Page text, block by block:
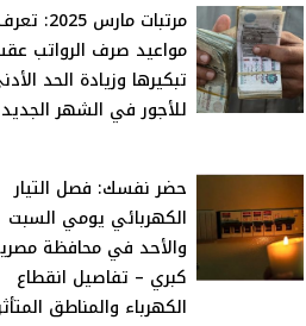
مرتبات مارس
مواعيد صرف الرواتب
تبكيرها وزيادة الحد
للأجور في الشهر الجديد
حضر نفسك: فصل التيار
الكهربائي يومي السبت
والأحد في محافظة
كبري – تفاصيل انقطاع
الكهرباء والمناطق